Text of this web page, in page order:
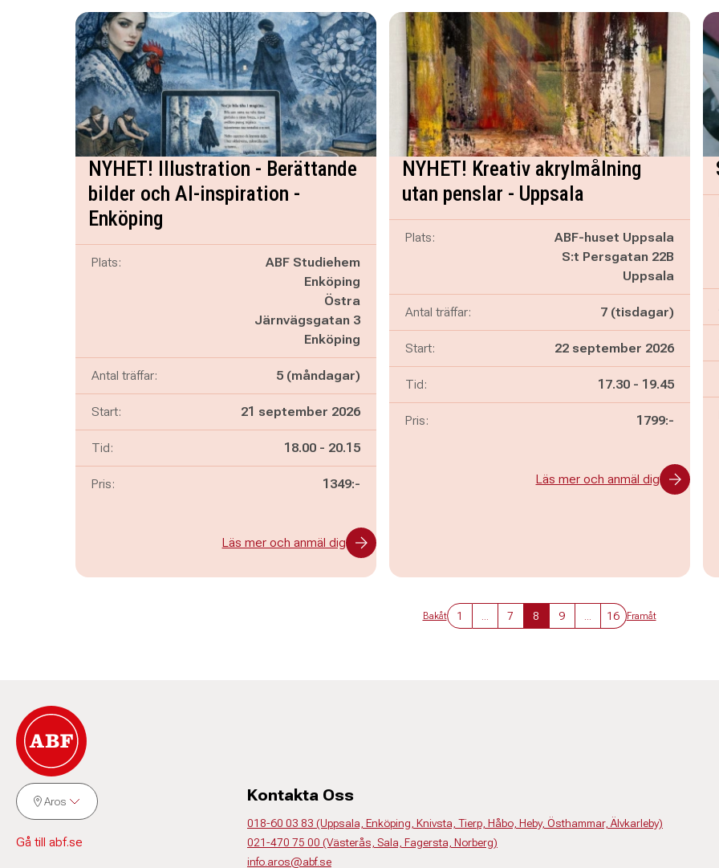
NYHET! Illustration - Berättande
bilder och AI-inspiration -
Enköping
Plats:
ABF Studiehem
Enköping
Östra
Järnvägsgatan 3
Enköping
Antal träffar: 5 (måndagar)
Start: 21 september 2026
Tid: Pågår mellan
18.00 - och
20.15
Pris: 1349:-
Läs mer och anmäl dig
NYHET! Kreativ akrylmålning
utan penslar - Uppsala
Plats:
ABF-huset Uppsala
S:t Persgatan 22B
Uppsala
Antal träffar: 7 (tisdagar)
Start: 22 september 2026
Tid: Pågår mellan
17.30 - och
19.45
Pris: 1799:-
Läs mer och anmäl dig
Bakåt 1 7 8 9 16 Framåt
Aros
Gå till abf.se
Kontakta Oss
018-60 03 83 (Uppsala, Enköping, Knivsta, Tierp, Håbo, Heby, Östhammar, Älvkarleby)
021-470 75 00 (Västerås, Sala, Fagersta, Norberg)
info.aros@abf.se